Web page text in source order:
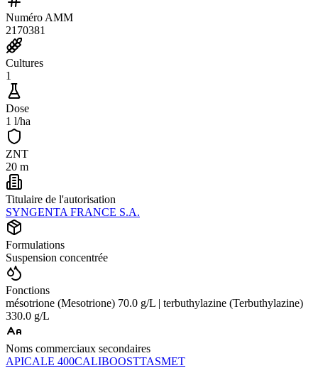
Numéro AMM
2170381
Cultures
1
Dose
1 l/ha
ZNT
20 m
Titulaire de l'autorisation
SYNGENTA FRANCE S.A.
Formulations
Suspension concentrée
Fonctions
mésotrione (Mesotrione) 70.0 g/L | terbuthylazine (Terbuthylazine)
330.0 g/L
Noms commerciaux secondaires
APICALE 400CALIBOOSTTASMET